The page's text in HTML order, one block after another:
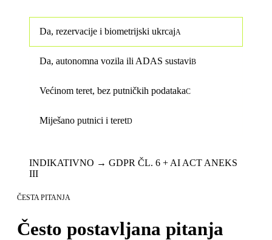
Da, rezervacije i biometrijski ukrcajA
Da, autonomna vozila ili ADAS sustaviB
Većinom teret, bez putničkih podatakaC
Miješano putnici i teretD
INDIKATIVNO → GDPR ČL. 6 + AI ACT ANEKS
III
ČESTA PITANJA
Često postavljana pitanja